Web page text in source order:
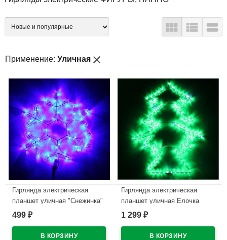
  
Применение: Уличная close
Гирлянда электрическая
планшет уличная "Снежинка"
27см синий арт.196-182
499 ₽
Гирлянда электрическая
планшет уличная Елочка
В наличии
1 299 ₽